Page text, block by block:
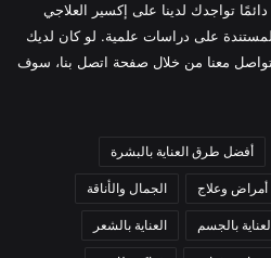
تواجدك لدينا على إكسير العلاجي
على دراسات علمية. لو كان لديك
معنا من خلال صفحة اتصل بنا، سوف
أفضل طرق العناية بالبشرة
أمراض وعلاج الجمال والأناقة
بالجسم العناية بالشعر